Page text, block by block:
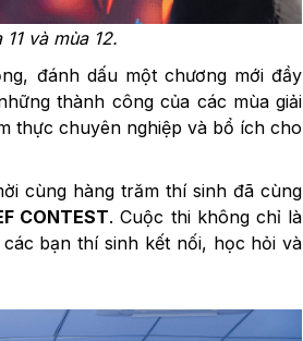
và mùa 12.
đánh dấu một chương mới đầy
thành công của các mùa giải
thực chuyên nghiệp và bổ ích cho
cùng hàng trăm thí sinh đã cùng
CONTEST. Cuộc thi không chỉ là
bạn thí sinh kết nối, học hỏi và